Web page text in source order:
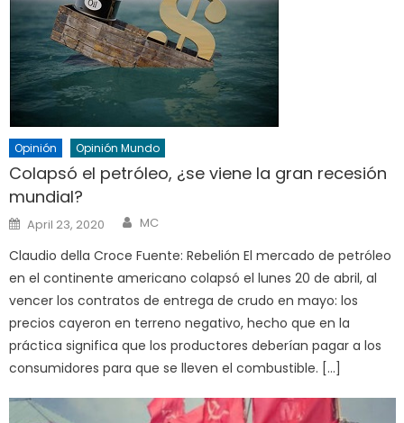
Opinión Opinión Mundo
Colapsó el petróleo, ¿se viene la gran recesión
mundial?
Posted
on
April 23, 2020 Author
MC
Claudio della Croce Fuente: Rebelión El mercado de petróleo
en el continente americano colapsó el lunes 20 de abril, al
vencer los contratos de entrega de crudo en mayo: los
precios cayeron en terreno negativo, hecho que en la
práctica significa que los productores deberían pagar a los
consumidores para que se lleven el combustible. […]